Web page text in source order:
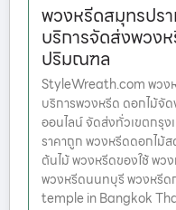
พวงหรีดสมุทรปร
บริการจัดส่งพวงห
ปริมณฑล
StyleWreath.com พวง
บริการพวงหรีด ดอกไม้จั
ออนไลน์ จัดส่งทั่วเขตกรุ
ราคาถูก พวงหรีดดอกไม้
ต้นไม้ พวงหรีดของใช้ พว
พวงหรีดนนทบุรี พวงหรี
temple in Bangkok